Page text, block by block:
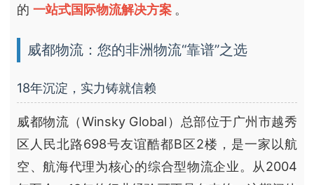
的 一站式国际物流解决方案 。
威都物流：您的非洲物流“靠谱”之选
18年沉淀，实力铸就信赖
威都物流（Winsky Global）总部位于广州市越秀
区人民北路698号友谊酷都B区2楼，是一家以航
空、航海代理为核心的综合型物流企业。从2004